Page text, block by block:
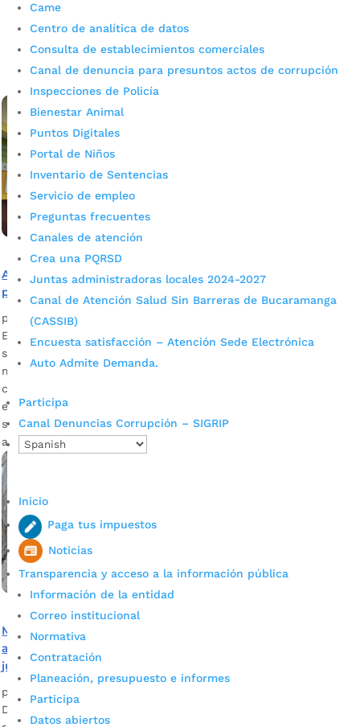
Came
Centro de analítica de datos
Consulta de establecimientos comerciales
Canal de denuncia para presuntos actos de corrupción
Inspecciones de Policía
Bienestar Animal
Puntos Digitales
Portal de Niños
Inventario de Sentencias
Servicio de empleo
Preguntas frecuentes
Canales de atención
Crea una PQRSD
Juntas administradoras locales 2024-2027
Canal de Atención Salud Sin Barreras de Bucaramanga
(CASSIB)
Encuesta satisfacción – Atención Sede Electrónica
Auto Admite Demanda.
Participa
Canal Denuncias Corrupción – SIGRIP
Inicio
Paga tus impuestos
Noticias
Transparencia y acceso a la información pública
Información de la entidad
Correo institucional
Normativa
Contratación
Planeación, presupuesto e informes
Participa
Datos abiertos
En el marco del compromiso con el desarrollo urbano y
rural del municipio a través de la legalización de barrios,
se llevó a cabo el segundo día de la mesa de trabajo
liderada por la Secretaría de...
leer más
Alcaldía de Bucaramanga modernizará alumbrado
público de la carrera 16 con avenida Quebradaseca
por Alcaldía de Bucaramanga
El proyecto hace parte del plan de trabajo trazado para este
segundo semestre del año. La inversión asciende a los $500
millones. Descargue audio: Carlos Saúl Hernández,
coordinador de la Oficina de Alumbrado Público El propósito
es impulsar una transformación eficiente en este concurrido
sector de la ciudad. Con espacios públicos seguros y
amables se […]
Mensaje de la Secretaría de Educación de Bucaramanga
a 78 mil estudiantes que estarán desde el lunes 27 de
julio en receso escolar
por
Durante estas dos semanas directivos docentes y docentes